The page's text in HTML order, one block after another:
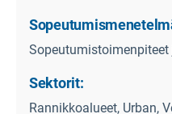
Sopeutumistoimenpiteet
Sektorit:
Rannikkoalueet, Urban,